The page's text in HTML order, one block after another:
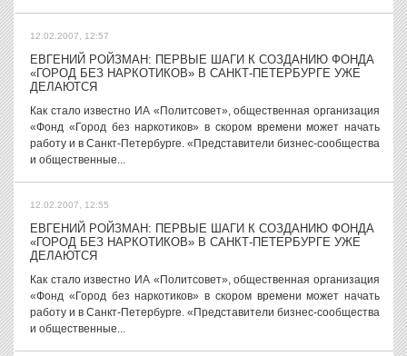
12.02.2007, 12:57
ЕВГЕНИЙ РОЙЗМАН: ПЕРВЫЕ ШАГИ К СОЗДАНИЮ ФОНДА
«ГОРОД БЕЗ НАРКОТИКОВ» В САНКТ-ПЕТЕРБУРГЕ УЖЕ
ДЕЛАЮТСЯ
Как стало известно ИА «Политсовет», общественная организация
«Фонд «Город без наркотиков» в скором времени может начать
работу и в Санкт-Петербурге. «Представители бизнес-сообщества
и общественные...
12.02.2007, 12:55
ЕВГЕНИЙ РОЙЗМАН: ПЕРВЫЕ ШАГИ К СОЗДАНИЮ ФОНДА
«ГОРОД БЕЗ НАРКОТИКОВ» В САНКТ-ПЕТЕРБУРГЕ УЖЕ
ДЕЛАЮТСЯ
Как стало известно ИА «Политсовет», общественная организация
«Фонд «Город без наркотиков» в скором времени может начать
работу и в Санкт-Петербурге. «Представители бизнес-сообщества
и общественные...